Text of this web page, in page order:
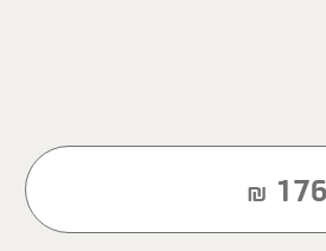
פרטני או אחר. נשים בהיריון, נשים מניקות,
מרשם – יש להיוועץ ברופא לפני השימוש. המונח
המסורתית.
₪ 176